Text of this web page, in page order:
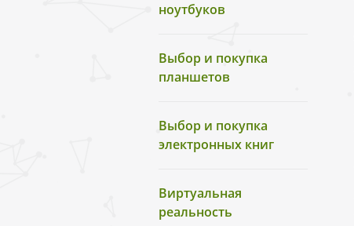
ноутбуков
Выбор и покупка
планшетов
Выбор и покупка
электронных книг
Виртуальная
реальность